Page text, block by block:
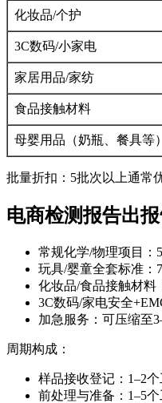
化妆品/个护
3C数码/小家电
家居用品/家纺
食品接触材料
母婴用品（奶瓶、餐具等）
批量折扣：5批次以上通常
电商检测报告出
常规化学/物理项目：
玩具/婴童全套标准：
化妆品/食品接触材料
3C数码/家电安全
加急服务：可压缩至
周期构成：
样品接收登记：1–2个
前处理与准备：1–5个